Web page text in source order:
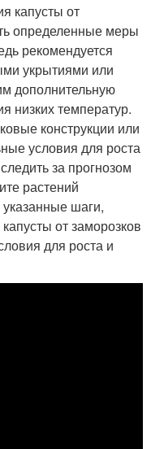
капусты от
определенные меры
рекомендуется
укрытиями или
дополнительную
низких температур.
конструкции или
условия для роста
за прогнозом
растений
шаги,
от заморозков
для роста и